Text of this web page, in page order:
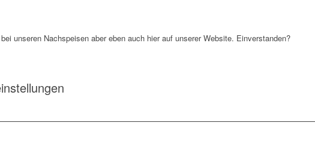
unseren Nachspeisen aber eben auch hier auf unserer Website. Einverstanden?